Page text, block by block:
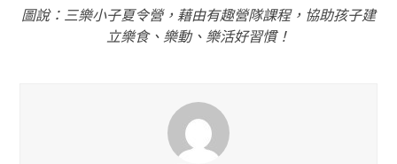
圖說：三樂小子夏令營，藉由有趣營隊課程，協助孩子建
立樂食、樂動、樂活好習慣！